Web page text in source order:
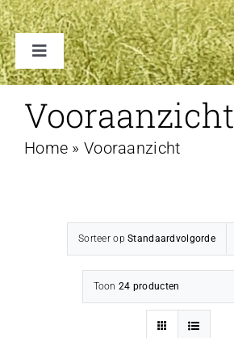
Toggle
Navigation
ACCESSOIRES
CONTACT
Vooraanzicht
Home » Vooraanzicht
Sorteer opStandaardvolgorde
Toon 24 producten